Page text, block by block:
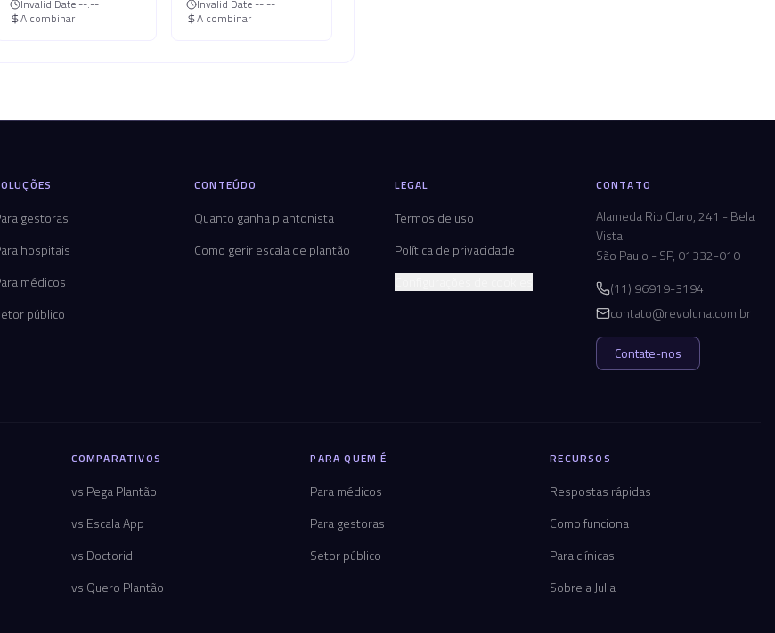
Invalid Date --:--
A combinar
Invalid Date --:--
A combinar
gestoras
hospitais
médicos
público
CONTEÚDO
Quanto ganha plantonista
Como gerir escala de plantão
LEGAL
Termos de uso
Política de privacidade
CONTATO
Alameda Rio Claro, 241 - Bela
Vista
São Paulo - SP, 01332-010
(11) 96919-3194
contato@revoluna.com.br
Contate-nos
COMPARATIVOS
vs Pega Plantão
vs Escala App
vs Doctorid
vs Quero Plantão
PARA QUEM É
Para médicos
Para gestoras
Setor público
RECURSOS
Respostas rápidas
Como funciona
Para clínicas
Sobre a Julia